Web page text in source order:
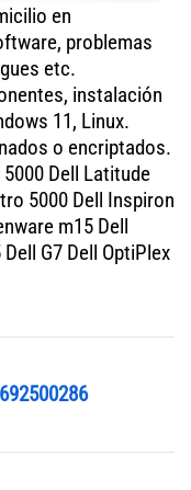
en
problemas
etc.
instalación
11, Linux.
o encriptados.
Dell Latitude
5000 Dell Inspiron
m15 Dell
G7 Dell OptiPlex
692500286